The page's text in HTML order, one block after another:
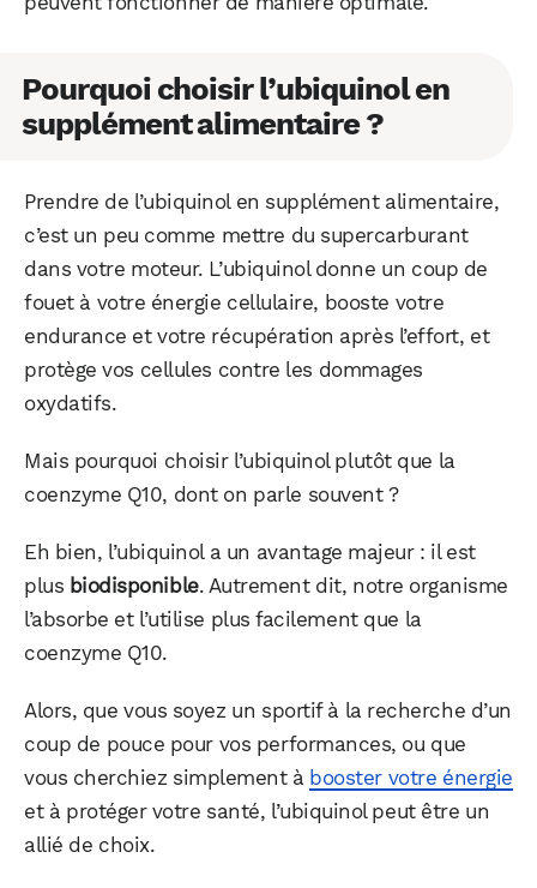
Pourquoi choisir l’ubiquinol en
supplément alimentaire ?
Prendre de l’ubiquinol en supplément alimentaire,
c’est un peu comme mettre du supercarburant
dans votre moteur. L’ubiquinol donne un coup de
fouet à votre énergie cellulaire, booste votre
endurance et votre récupération après l’effort, et
protège vos cellules contre les dommages
oxydatifs.
Mais pourquoi choisir l’ubiquinol plutôt que la
coenzyme Q10, dont on parle souvent ?
Eh bien, l’ubiquinol a un avantage majeur : il est
plus biodisponible. Autrement dit, notre organisme
l’absorbe et l’utilise plus facilement que la
coenzyme Q10.
Alors, que vous soyez un sportif à la recherche d’un
coup de pouce pour vos performances, ou que
vous cherchiez simplement à booster votre énergie
et à protéger votre santé, l’ubiquinol peut être un
allié de choix.